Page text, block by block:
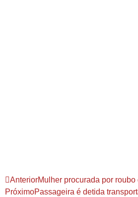
AnteriorMulher procurada por
PróximoPassageira é detida